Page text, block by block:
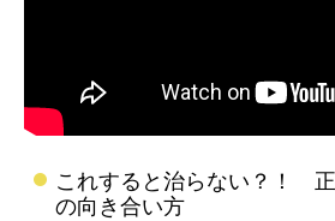
これすると治らない？！
の向き合い方